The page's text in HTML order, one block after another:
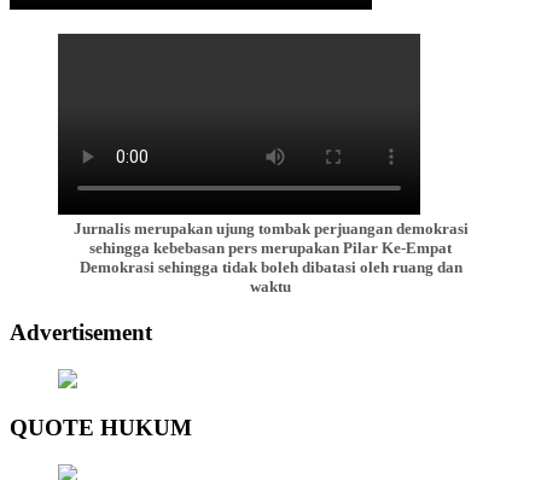
Jurnalis merupakan ujung tombak perjuangan demokrasi
sehingga kebebasan pers merupakan Pilar Ke-Empat
Demokrasi sehingga tidak boleh dibatasi oleh ruang dan
waktu
Advertisement
QUOTE HUKUM